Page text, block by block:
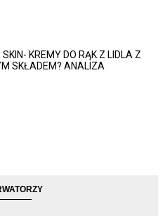
SKIN- KREMY DO RĄK Z LIDLA Z
SKŁADEM? ANALIZA